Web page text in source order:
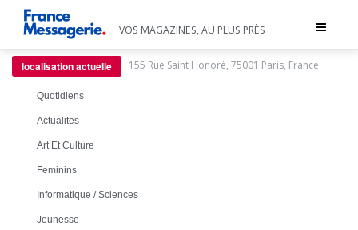
Toggle
VOS MAGAZINES, AU PLUS PRÈS
localisation actuelle : 155 Rue Saint Honoré, 75001 Paris, France
Quotidiens
Actualites
Art Et Culture
Feminins
Informatique / Sciences
Jeunesse